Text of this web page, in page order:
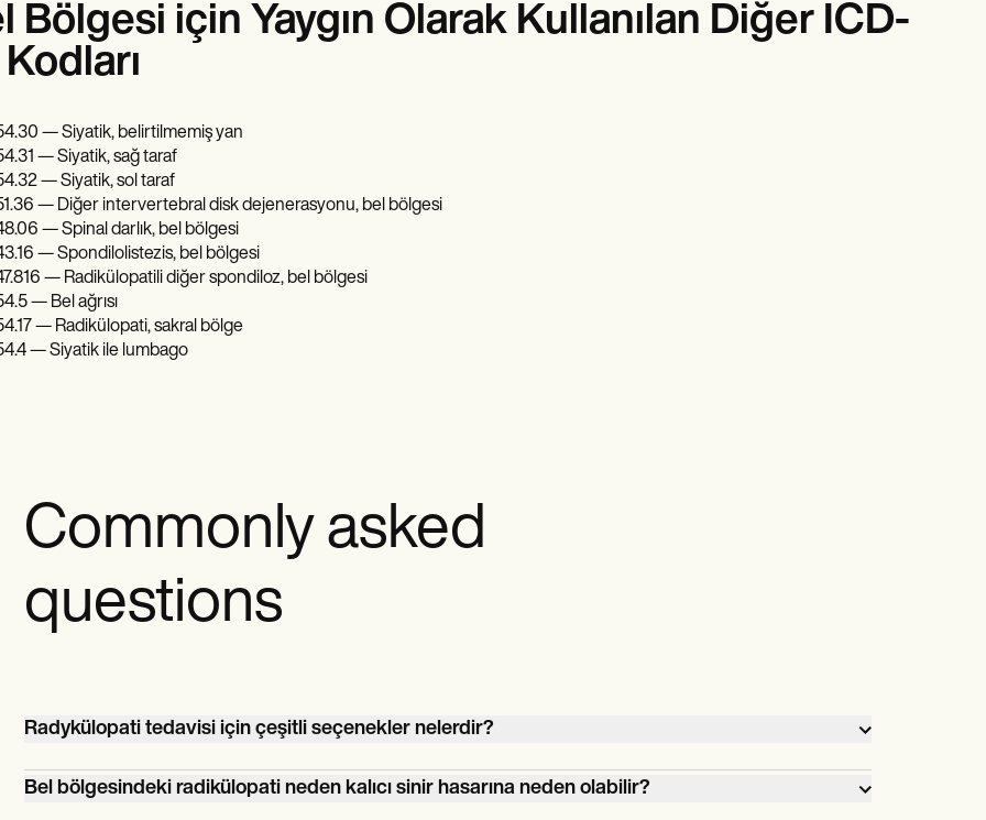
Bölgesi için Yaygın Olarak Kullanılan Diğer ICD-
— Siyatik, belirtilmemiş yan
— Siyatik, sağ taraf
— Siyatik, sol taraf
— Diğer intervertebral disk dejenerasyonu, bel bölgesi
— Spinal darlık, bel bölgesi
— Spondilolistezis, bel bölgesi
— Radikülopatili diğer spondiloz, bel bölgesi
— Bel ağrısı
— Radikülopati, sakral bölge
— Siyatik ile lumbago
Commonly asked
questions
Radykülopati tedavisi için çeşitli seçenekler nelerdir?
Tedavi seçenekleri fizik tedavi, steroid olmayan anti-
Bel bölgesindeki radikülopati neden kalıcı sinir hasarına neden olabilir?